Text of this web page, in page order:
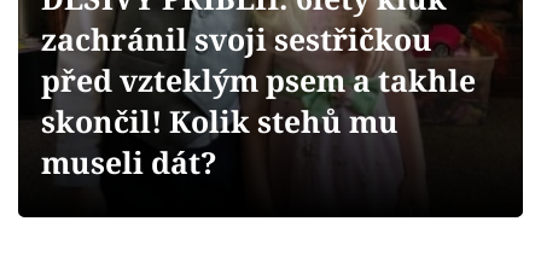
Videa
Sledujte prima+
zachránil svoji sestřičkou
před vzteklým psem a takhle
skončil! Kolik stehů mu
museli dát?